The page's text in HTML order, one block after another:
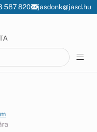
587 820 jasdonk@jasd.hu